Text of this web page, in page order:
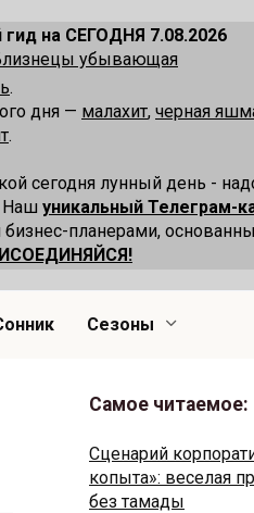
на СЕГОДНЯ 7.08.2026
убывающая
.
дня — малахит, черная
.
сегодня лунный день -
Наш уникальный Телеграм-
планерами,
Сезоны
Самое читаемое:
Сценарий
копыта»: веселая
без тамады